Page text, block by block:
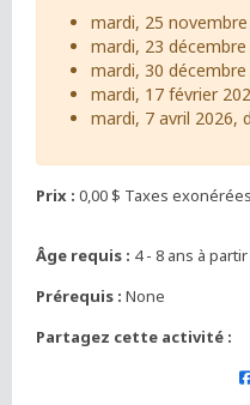
mardi, 25
mardi, 23
mardi, 30
mardi, 17 février
mardi, 7 avril 2026,
Prix : 0,00 $ Taxes exonérées
Âge requis : 4 - 8 ans à
Prérequis : None
Partagez cette activité :